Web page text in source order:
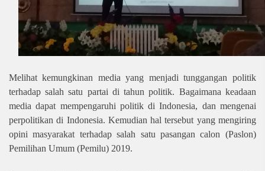
Melihat kemungkinan media yang menjadi tunggangan politik
terhadap salah satu partai di tahun politik. Bagaimana keadaan
media dapat mempengaruhi politik di Indonesia, dan mengenai
perpolitikan di Indonesia. Kemudian hal tersebut yang mengiring
opini masyarakat terhadap salah satu pasangan calon (Paslon)
Pemilihan Umum (Pemilu) 2019.